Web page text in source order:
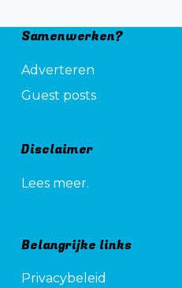
Samenwerken?
Adverteren
Guest posts
Disclaimer
Lees meer.
Belangrijke links
Privacybeleid